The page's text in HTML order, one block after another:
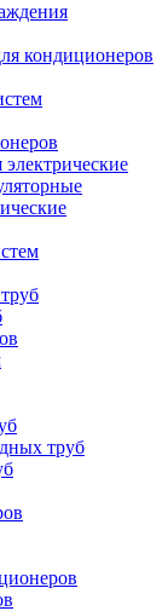
кондиционеров
труб